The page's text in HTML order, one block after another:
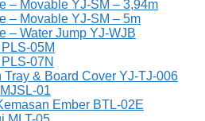
– Movable YJ-SM – 3,94m
– Movable YJ-SM – 5m
– Water Jump YJ-WJB
05M
07N
Tray & Board Cover YJ-TJ-006
01
Ember BTL-02E